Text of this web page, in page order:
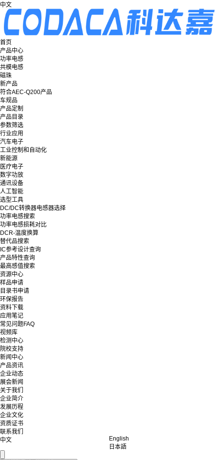
中文
首页
产品中心
功率电感
共模电感
磁珠
新产品
符合AEC-Q200产品
车规品
产品定制
产品目录
参数筛选
行业应用
汽车电子
工业控制和自动化
新能源
医疗电子
数字功放
通讯设备
人工智能
选型工具
DC/DC转换器电感器选择
功率电感搜索
功率电感损耗对比
DCR-温度换算
替代品搜索
IC参考设计查询
产品特性查询
最高感值搜索
资源中心
样品申请
目录书申请
环保报告
资料下载
应用笔记
常见问题FAQ
视频库
检测中心
院校支持
新闻中心
产品资讯
企业动态
展会新闻
关于我们
企业简介
发展历程
企业文化
资质证书
联系我们
中文
English
日本語